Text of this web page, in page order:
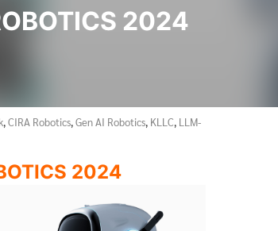
2024
,CIRA Robotics,Gen AI Robotics, KLLC, LLM-
2024